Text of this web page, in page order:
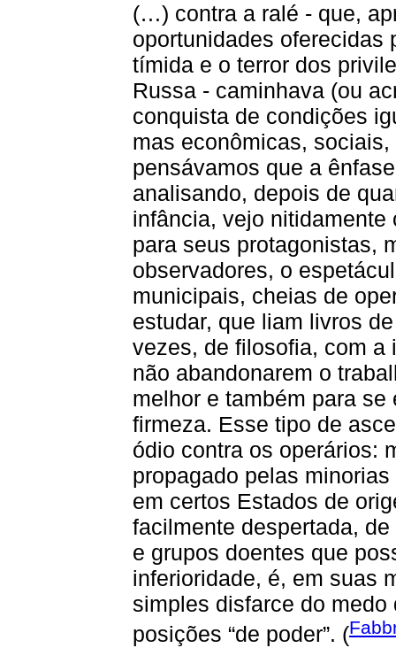
(…) contra a ralé - que,
oportunidades oferecidas
tímida e o terror dos
Russa - caminhava (ou
conquista de condições
mas econômicas,
pensávamos que a
analisando, depois de
infância, vejo nitidamente
para seus protagonistas,
observadores, o
municipais, cheias de
estudar, que liam livros
vezes, de filosofia, com a
não abandonarem o
melhor e também para
firmeza. Esse tipo de
ódio contra os operários:
propagado pelas
em certos Estados de
facilmente despertada,
e grupos doentes que
inferioridade, é, em suas
simples disfarce do
posições “de poder”. (